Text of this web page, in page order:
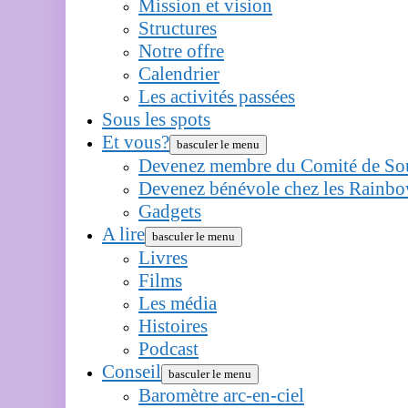
Mission et vision
Structures
Notre offre
Calendrier
Les activités passées
Sous les spots
Et vous? basculer le menu
Devenez membre du Comité de
Devenez bénévole chez les
Gadgets
A lire basculer le menu
Livres
Films
Les média
Histoires
Podcast
Conseil basculer le menu
Baromètre arc-en-ciel